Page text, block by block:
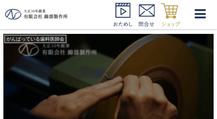
島根県歯科医師会
がんばっている歯科医師会